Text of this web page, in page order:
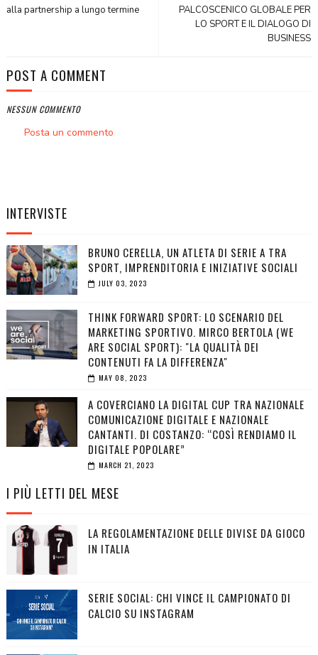
PALCOSCENICO GLOBALE PER
LO SPORT E IL DIALOGO DI
BUSINESS
alla partnership a lungo termine
POST A COMMENT
NESSUN COMMENTO
Posta un commento
INTERVISTE
BRUNO CERELLA, UN ATLETA DI SERIE A TRA
SPORT, IMPRENDITORIA E INIZIATIVE SOCIALI
JULY 03, 2023
THINK FORWARD SPORT: LO SCENARIO DEL
MARKETING SPORTIVO. MIRCO BERTOLA (WE
ARE SOCIAL SPORT): "LA QUALITÀ DEI
CONTENUTI FA LA DIFFERENZA"
MAY 08, 2023
A COVERCIANO LA DIGITAL CUP TRA NAZIONALE
COMUNICAZIONE DIGITALE E NAZIONALE
CANTANTI. DI COSTANZO: “COSÌ RENDIAMO IL
DIGITALE POPOLARE”
MARCH 21, 2023
I PIÙ LETTI DEL MESE
LA REGOLAMENTAZIONE DELLE DIVISE DA GIOCO
IN ITALIA
SERIE SOCIAL: CHI VINCE IL CAMPIONATO DI
CALCIO SU INSTAGRAM